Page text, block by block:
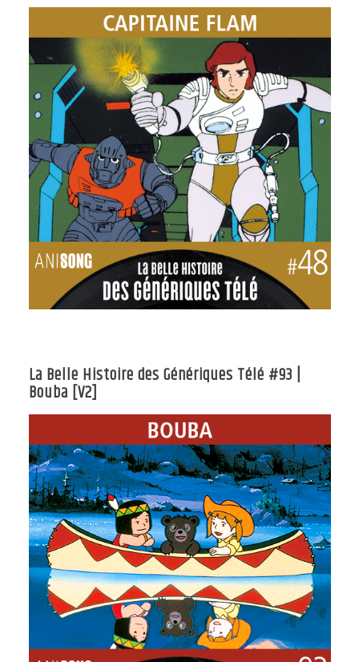
La Belle Histoire des Génériques Télé #93 |
Bouba [V2]